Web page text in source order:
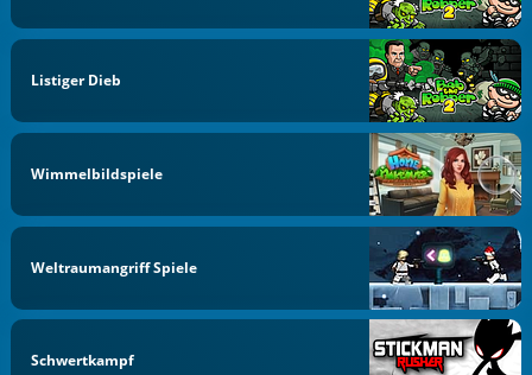
Listiger Dieb
Wimmelbildspiele
Weltraumangriff Spiele
Schwertkampf